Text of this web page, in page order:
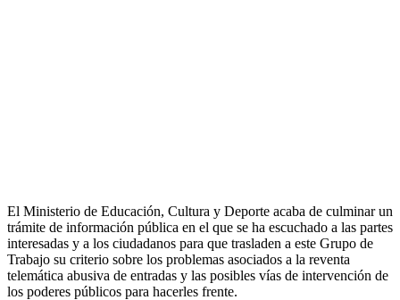
El Ministerio de Educación, Cultura y Deporte acaba de culminar un
trámite de información pública en el que se ha escuchado a las partes
interesadas y a los ciudadanos para que trasladen a este Grupo de
Trabajo su criterio sobre los problemas asociados a la reventa
telemática abusiva de entradas y las posibles vías de intervención de
los poderes públicos para hacerles frente.